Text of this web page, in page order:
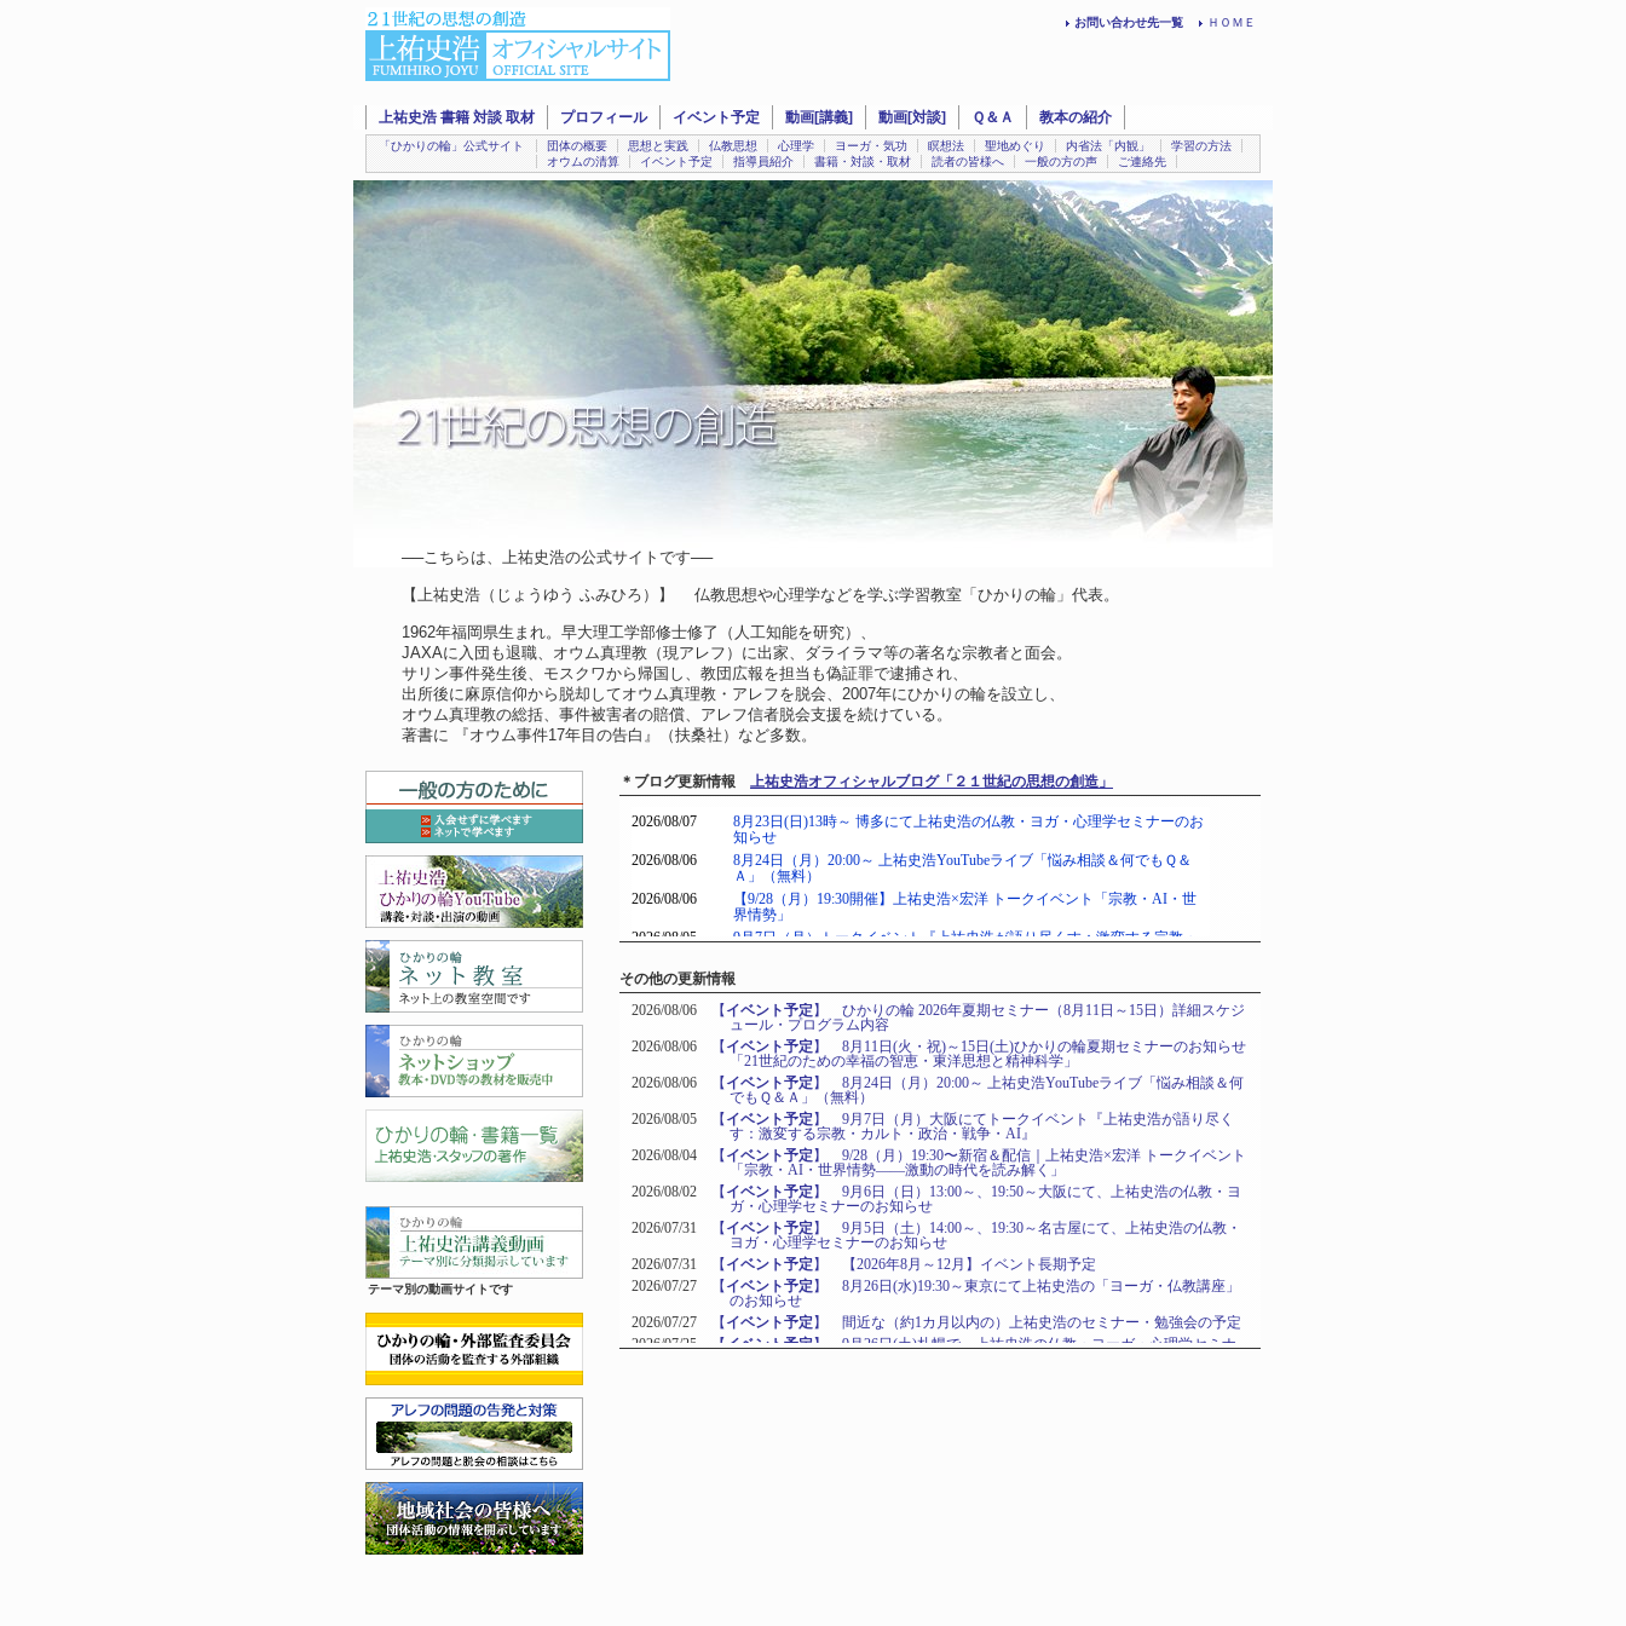
ＨＯＭＥ
お問い合わせ先一覧
上祐史浩 書籍 対談 取材 プロフィール イベント予定 動画[講義] 動画[対談] Ｑ＆Ａ 教本の紹介
「ひかりの輪」公式サイト 団体の概要 思想と実践 仏教思想 心理学 ヨーガ・気功 瞑想法 聖地めぐり 内省法「内観」
学習の方法
オウムの清算
イベント予定 指導員紹介 書籍・対談・取材 読者の皆様へ 一般の方の声 ご連絡先
──こちらは、上祐史浩の公式サイトです──
【上祐史浩（じょうゆう ふみひろ）】 仏教思想や心理学などを学ぶ学習教室「ひかりの輪」代表。
1962年福岡県生まれ。早大理工学部修士修了（人工知能を研究）、
JAXAに入団も退職、オウム真理教（現アレフ）に出家、ダライラマ等の著名な宗教者と面会。
サリン事件発生後、モスクワから帰国し、教団広報を担当も偽証罪で逮捕され、
出所後に麻原信仰から脱却してオウム真理教・アレフを脱会、2007年にひかりの輪を設立し、
オウム真理教の総括、事件被害者の賠償、アレフ信者脱会支援を続けている。
著書に 『オウム事件17年目の告白』（扶桑社）など多数。
＊ブログ更新情報 上祐史浩オフィシャルブログ「２１世紀の思想の創造」
その他の更新情報
2026/08/06 【 イベント予定】 ひかりの輪 2026年夏期セミナー（8月11日～15日）詳細スケジ
ュール・プログラム内容
2026/08/06
【 イベント予定】 8月11日(火・祝)～15日(土)ひかりの輪夏期セミナーのお知らせ
「21世紀のための幸福の智恵・東洋思想と精神科学」
2026/08/06
【 イベント予定】 8月24日（月）20:00～ 上祐史浩YouTubeライブ「悩み相談＆何
でもＱ＆Ａ」（無料）
2026/08/05
【 イベント予定】 9月7日（月）大阪にてトークイベント『上祐史浩が語り尽く
す：激変する宗教・カルト・政治・戦争・AI』
2026/08/04
【 イベント予定】 9/28（月）19:30〜新宿＆配信｜上祐史浩×宏洋 トークイベント
「宗教・AI・世界情勢――激動の時代を読み解く」
2026/08/02
【 イベント予定】 9月6日（日）13:00～、19:50～大阪にて、上祐史浩の仏教・ヨ
ガ・心理学セミナーのお知らせ
2026/07/31
【 イベント予定】 9月5日（土）14:00～、19:30～名古屋にて、上祐史浩の仏教・
ヨガ・心理学セミナーのお知らせ
2026/07/31
【 イベント予定】 【2026年8月～12月】イベント長期予定
2026/07/27
【 イベント予定】 8月26日(水)19:30～東京にて上祐史浩の「ヨーガ・仏教講座」
のお知らせ
2026/07/27
【 イベント予定】 間近な（約1カ月以内の）上祐史浩のセミナー・勉強会の予定
2026/07/25
【イベント予定】 9月26日(土)札幌で、上祐史浩の仏教・ヨーガ・心理学セミナ
テーマ別の動画サイトです